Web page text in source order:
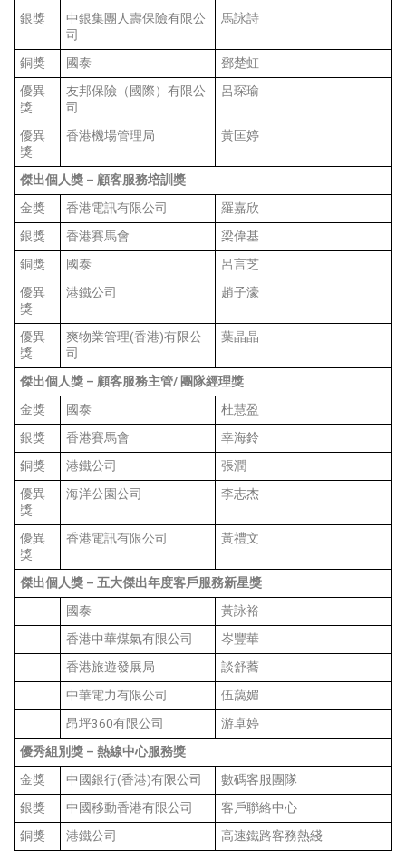
銀獎
中銀集團人壽保險有限公
司
馬詠詩
銅獎 國泰
鄧楚虹
優異
獎
友邦保險（國際）有限公
司
呂琛瑜
優異
獎
香港機場管理局 黃匡婷
傑出個人獎 – 顧客服務培訓獎
金獎
香港電訊有限公司
羅嘉欣
銀獎
香港賽馬會
梁偉基
銅獎
國泰
呂言芝
優異
獎
港鐵公司 趙子濠
優異
獎
爽物業管理(香港)有限公
司
葉晶晶
傑出個人獎 – 顧客服務主管/ 團隊經理獎
金獎
國泰
杜慧盈
銀獎
香港賽馬會
幸海鈴
銅獎
港鐵公司
張潤
優異
獎
海洋公園公司 李志杰
優異
獎
香港電訊有限公司 黃禮文
傑出個人獎 – 五大傑出年度客戶服務新星獎
國泰
黃詠裕
香港中華煤氣有限公司
岑豐華
香港旅遊發展局
談舒蕎
中華電力有限公司
伍藹媚
昂坪360有限公司
游卓婷
優秀組別獎 – 熱線中心服務獎
金獎
中國銀行(香港)有限公司
數碼客服團隊
銀獎
中國移動香港有限公司
客戶聯絡中心
銅獎
港鐵公司
高速鐵路客務熱綫